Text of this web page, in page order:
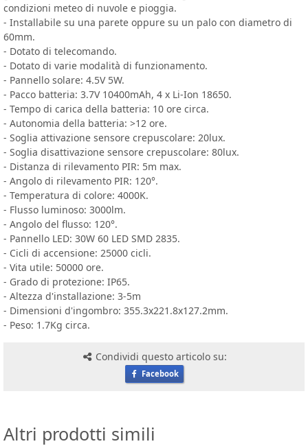
condizioni meteo di nuvole e pioggia.
- Installabile su una parete oppure su un palo con diametro di
60mm.
- Dotato di telecomando.
- Dotato di varie modalità di funzionamento.
- Pannello solare: 4.5V 5W.
- Pacco batteria: 3.7V 10400mAh, 4 x Li-Ion 18650.
- Tempo di carica della batteria: 10 ore circa.
- Autonomia della batteria: >12 ore.
- Soglia attivazione sensore crepuscolare: 20lux.
- Soglia disattivazione sensore crepuscolare: 80lux.
- Distanza di rilevamento PIR: 5m max.
- Angolo di rilevamento PIR: 120°.
- Temperatura di colore: 4000K.
- Flusso luminoso: 3000lm.
- Angolo del flusso: 120°.
- Pannello LED: 30W 60 LED SMD 2835.
- Cicli di accensione: 25000 cicli.
- Vita utile: 50000 ore.
- Grado di protezione: IP65.
- Altezza d'installazione: 3-5m
- Dimensioni d'ingombro: 355.3x221.8x127.2mm.
- Peso: 1.7Kg circa.
Condividi questo articolo su:
Facebook
Altri prodotti simili